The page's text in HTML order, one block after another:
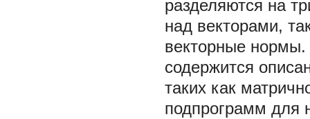
разделяются на
над векторами,
векторные
содержится
таких как
подпрограмм для